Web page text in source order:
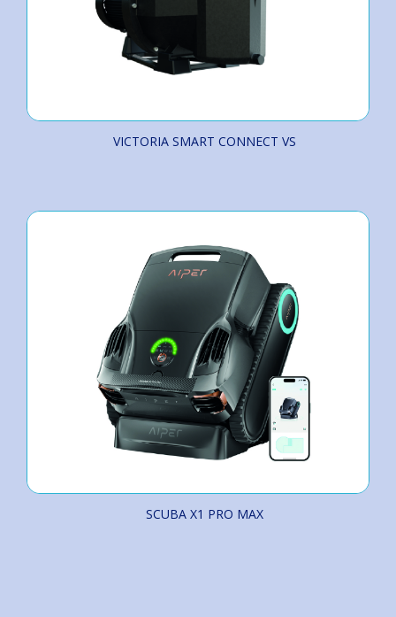
VICTORIA SMART CONNECT VS
SCUBA X1 PRO MAX